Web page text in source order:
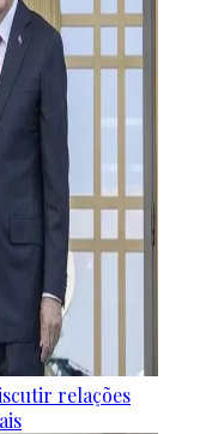
relações